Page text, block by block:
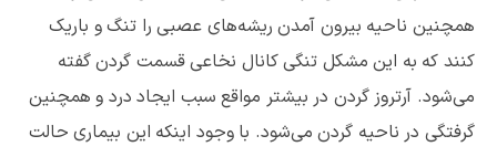
همچنین ناحیه بیرون آمدن ریشه‌های عصبی را تنگ و باریک
کنند که به این مشکل تنگی کانال نخاعی قسمت گردن گفته
می‌شود. آرتروز گردن در بیشتر مواقع سبب ایجاد درد و همچنین
گرفتگی در ناحیه گردن می‌شود. با وجود اینکه این بیماری حالت